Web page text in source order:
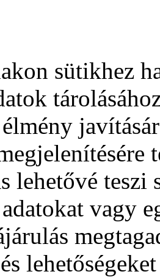
sütikhez
lehetővé
vagy